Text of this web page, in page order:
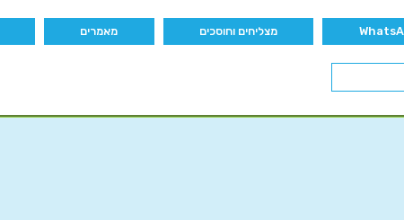
מצליחים וחוסכים מאמרים